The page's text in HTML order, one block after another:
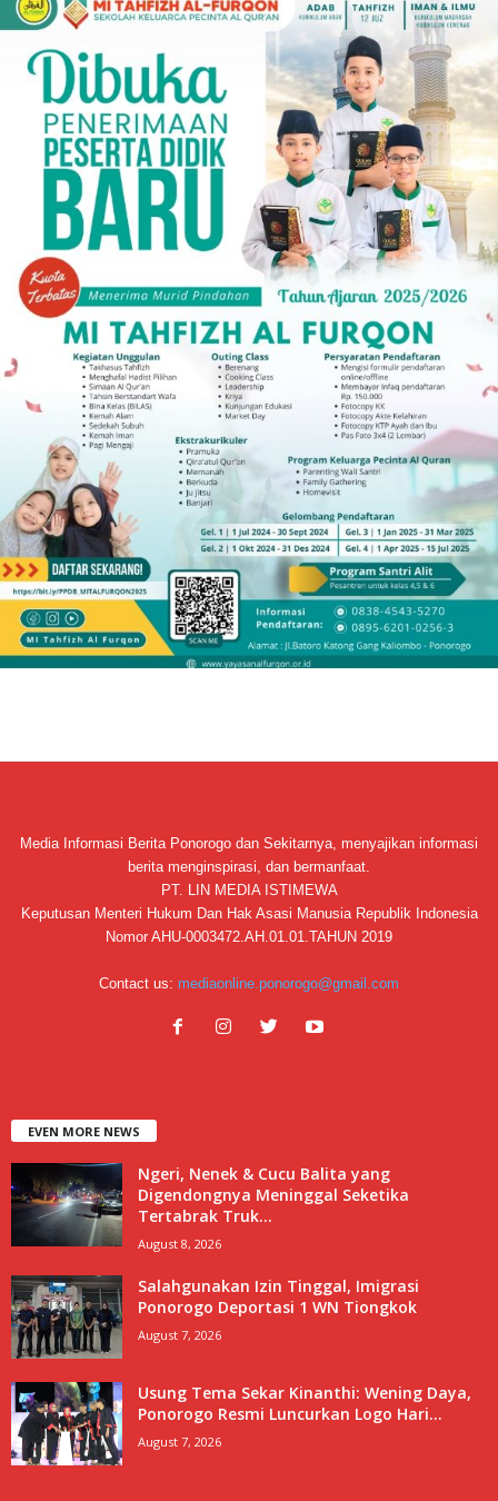
Media Informasi Berita Ponorogo dan Sekitarnya, menyajikan informasi
berita menginspirasi, dan bermanfaat.
PT. LIN MEDIA ISTIMEWA
Keputusan Menteri Hukum Dan Hak Asasi Manusia Republik Indonesia
Nomor AHU-0003472.AH.01.01.TAHUN 2019
Contact us: mediaonline.ponorogo@gmail.com
EVEN MORE NEWS
Ngeri, Nenek & Cucu Balita yang
Digendongnya Meninggal Seketika
Tertabrak Truk...
August 8, 2026
Salahgunakan Izin Tinggal, Imigrasi
Ponorogo Deportasi 1 WN Tiongkok
August 7, 2026
Usung Tema Sekar Kinanthi: Wening Daya,
Ponorogo Resmi Luncurkan Logo Hari...
August 7, 2026